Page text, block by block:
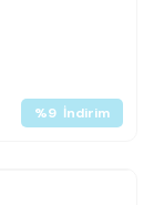
%9 İndirim